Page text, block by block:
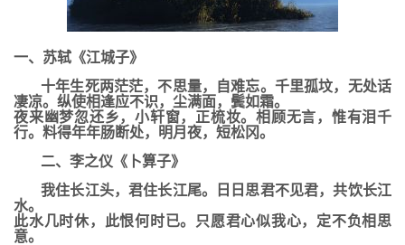
一、苏轼《江城子》
十年生死两茫茫，不思量，自难忘。千里孤坟，无处话
凄凉。纵使相逢应不识，尘满面，鬓如霜。
夜来幽梦忽还乡，小轩窗，正梳妆。相顾无言，惟有泪千
行。料得年年肠断处，明月夜，短松冈。
二、李之仪《卜算子》
我住长江头，君住长江尾。日日思君不见君，共饮长江
水。
此水几时休，此恨何时已。只愿君心似我心，定不负相思
意。